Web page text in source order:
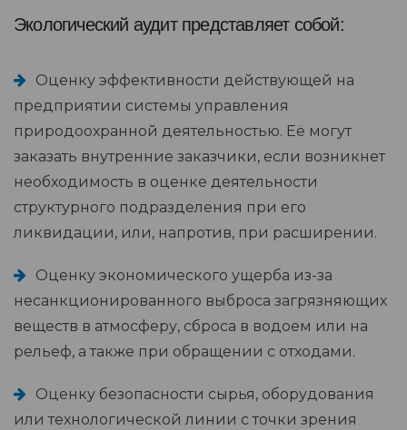
Экологический аудит представляет собой:
Оценку эффективности действующей на
предприятии системы управления
природоохранной деятельностью. Её могут
заказать внутренние заказчики, если возникнет
необходимость в оценке деятельности
структурного подразделения при его
ликвидации, или, напротив, при расширении.
Оценку экономического ущерба из-за
несанкционированного выброса загрязняющих
веществ в атмосферу, сброса в водоем или на
рельеф, а также при обращении с отходами.
Оценку безопасности сырья, оборудования
или технологической линии с точки зрения